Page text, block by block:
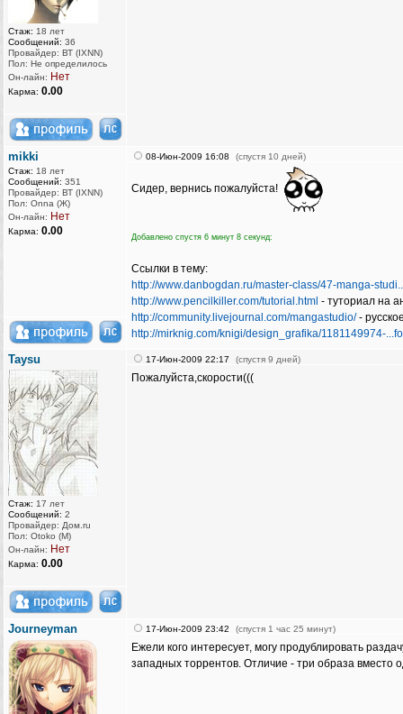
Стаж: 18 лет
Сообщений: 36
Провайдер: ВТ (IXNN)
Пол: Не определилось
Он-лайн: Нет
Карма: 0.00
mikki
Стаж: 18 лет
Сообщений: 351
Провайдер: ВТ (IXNN)
Пол: Onna (Ж)
Он-лайн: Нет
Карма: 0.00
08-Июн-2009 16:08 (спустя 10 дней)
Сидер, вернись пожалуйста!
Добавлено спустя 6 минут 8 секунд:
Ссылки в тему:
http://www.danbogdan.ru/master-class/47-manga-
http://www.pencilkiller.com/tutorial.html - туториал на
http://community.livejournal.com/mangastudio/-
http://mirknig.com/knigi/design_grafika/1181149974-
Taysu
Стаж: 17 лет
Сообщений: 2
Провайдер: Дом.ru
Пол: Otoko (M)
Он-лайн: Нет
Карма: 0.00
17-Июн-2009 22:17 (спустя 9 дней)
Пожалуйста,скорости(((
Journeyman 17-Июн-2009 23:42 (спустя 1 час 25 минут)
Ежели кого интересует, могу продублировать
западных торрентов. Отличие - три образа вместо